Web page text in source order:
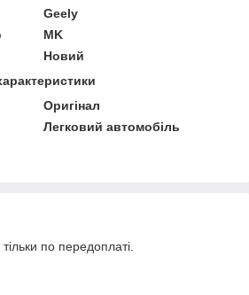
Geely
MK
Новий
Оригінал
Легковий автомобіль
по передоплаті.